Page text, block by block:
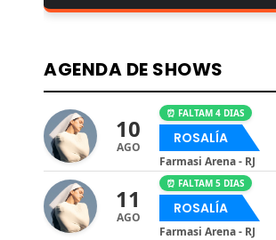
AGENDA DE SHOWS
10
AGO
⏰ FALTAM 4 DIAS
ROSALÍA
Farmasi Arena - RJ
11
AGO
⏰ FALTAM 5 DIAS
ROSALÍA
Farmasi Arena - RJ